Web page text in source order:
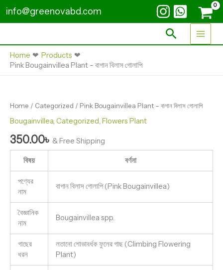
to
content
info@greenovabd.com
Search
Home
Products
Pink Bougainvillea Plant – বাগান বিলাস গোলাপি
Home / Categorized / Pink Bougainvillea Plant – বাগান বিলাস গোলাপি
Bougainvillea, Categorized, Flowers Plant
350.00৳ & Free Shipping
বিষয় বর্ণনা
পণ্যের
নাম
বাগান বিলাস গোলাপি (Pink Bougainvillea)
বৈজ্ঞানিক
নাম
Bougainvillea spp.
গাছের
ধরন
লতানো শোভাবর্ধক ফুলের গাছ (Climbing Flowering
Plant)
-
বাগান
গোলাপি
quantity
বাগান
বিলাস
quantity